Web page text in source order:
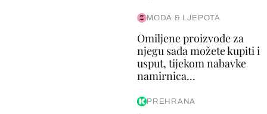
MODA & LJEPOTA
Omiljene proizvode za
njegu sada možete kupiti i
usput, tijekom nabavke
namirnica...
PREHRANA